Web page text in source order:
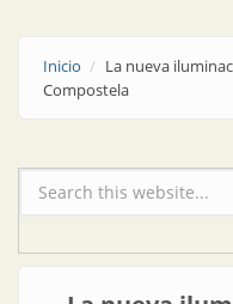
Inicio
La nueva
Compostela
Formulario de